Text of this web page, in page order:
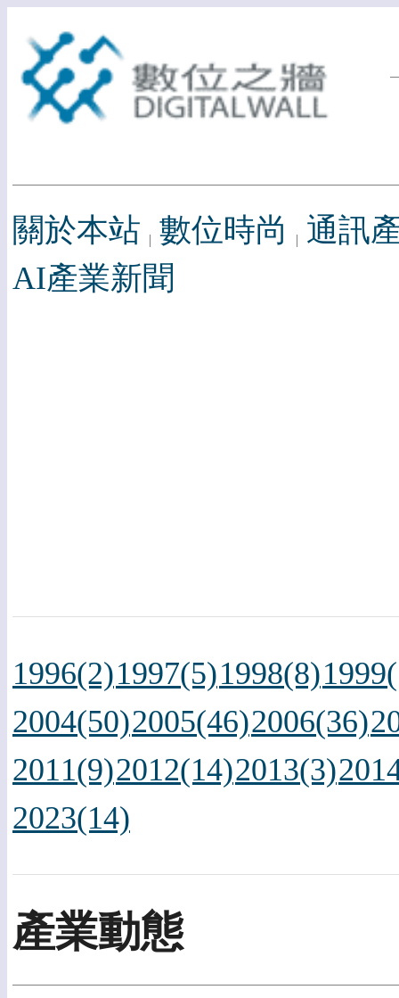
關於本站 數位時尚
通訊
AI產業新聞
1996(2)1997(5)1998(8)
2004(50)2005(46)2006(36)
2011(9)2012(14)2013(3)
2023(14)
產業動態